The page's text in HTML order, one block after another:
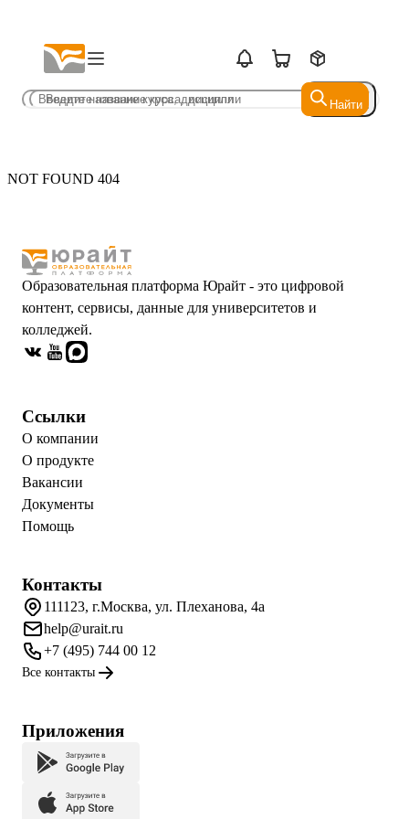
Найти
Найти
NOT FOUND 404
Образовательная платформа Юрайт - это цифровой
контент, сервисы, данные для университетов и
колледжей.
Ссылки
О компании
О продукте
Вакансии
Документы
Помощь
Контакты
111123, г.Москва, ул. Плеханова, 4а
help@urait.ru
+7 (495) 744 00 12
Все контакты
Приложения